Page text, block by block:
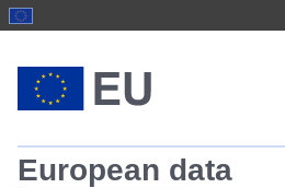
European data